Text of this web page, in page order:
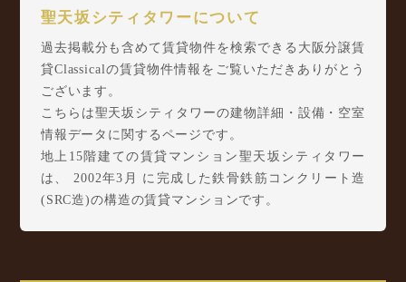
聖天坂シティタワーについて
過去掲載分も含めて賃貸物件を検索できる大阪分譲賃
貸Classicalの賃貸物件情報をご覧いただきありがとう
ございます。
こちらは聖天坂シティタワーの建物詳細・設備・空室
情報データに関するページです。
地上15階建ての賃貸マンション聖天坂シティタワー
は、 2002年3月 に完成した鉄骨鉄筋コンクリート造
(SRC造)の構造の賃貸マンションです。